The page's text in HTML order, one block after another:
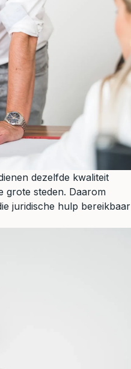
dezelfde kwaliteit
grote steden. Daarom
juridische hulp bereikbaar